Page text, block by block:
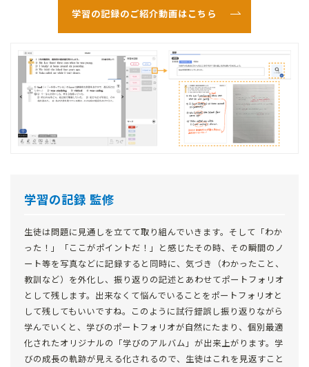
学習の記録のご紹介動画はこちら
学習の記録 監修
生徒は問題に見通しを立てて取り組んでいきます。そして「わか
った！」「ここがポイントだ！」と感じたその時、その瞬間のノ
ート等を写真などに記録すると同時に、気づき（わかったこと、
教訓など）を外化し、振り返りの記述とあわせてポートフォリオ
として残します。出来なくて悩んでいることをポートフォリオと
して残してもいいですね。このように試行錯誤し振り返りながら
学んでいくと、学びのポートフォリオが自然にたまり、個別最適
化されたオリジナルの「学びのアルバム」が出来上がります。学
びの成長の軌跡が見える化されるので、生徒はこれを見返すこと